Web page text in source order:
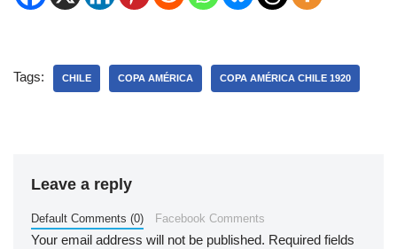
Tags: CHILE COPA AMÉRICA COPA AMÉRICA CHILE 1920
Leave a reply
Default Comments (0) Facebook Comments
Your email address will not be published. Required fields